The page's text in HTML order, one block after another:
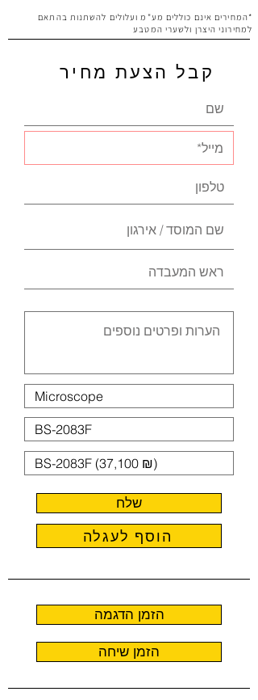
*המחירים אינם כוללים מע"מ ועלולים להשתנות בהתאם
למחירוני היצרן ולשערי המטבע
קבל הצעת מחיר
שלח
הוסף לעגלה
הזמן הדגמה
הזמן שיחה